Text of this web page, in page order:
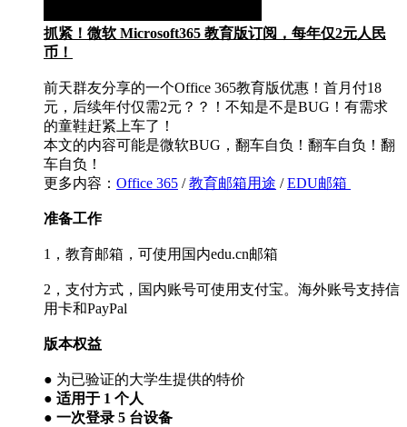
抓紧！微软 Microsoft365 教育版订阅，每年仅2元人民
币！
前天群友分享的一个Office 365教育版优惠！首月付18
元，后续年付仅需2元？？！不知是不是BUG！有需求
的童鞋赶紧上车了！
本文的内容可能是微软BUG，翻车自负！翻车自负！翻
车自负！
更多内容： Office 365 /教育邮箱用途 /EDU邮箱
准备工作
1，教育邮箱，可使用国内edu.cn邮箱
2，支付方式，国内账号可使用支付宝。海外账号支持信
用卡和PayPal
版本权益
● 为已验证的大学生提供的特价
● 适用于 1 个人
● 一次登录 5 台设备